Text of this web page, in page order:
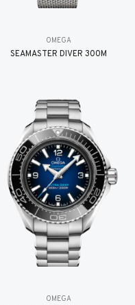
OMEGA
SEAMASTER DIVER 300M
OMEGA